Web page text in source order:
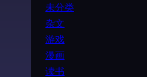
未分类
杂文
游戏
漫画
读书